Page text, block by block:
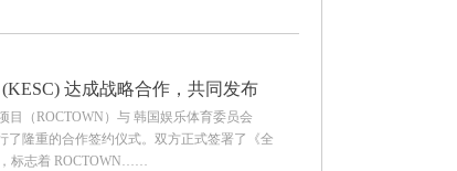
达成战略合作，共同发布
目（ROCTOWN）与 韩国娱乐体育委员会
行了隆重的合作签约仪式。双方正式签署了《全
标志着 ROCTOWN……